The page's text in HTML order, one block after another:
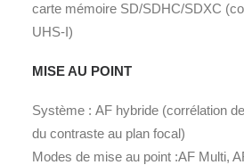
carte mémoire SD/SDHC/SDXC
UHS-I)
MISE AU POINT
Système : AF hybride (corrélation
du contraste au plan focal)
Modes de mise au point :AF Multi,